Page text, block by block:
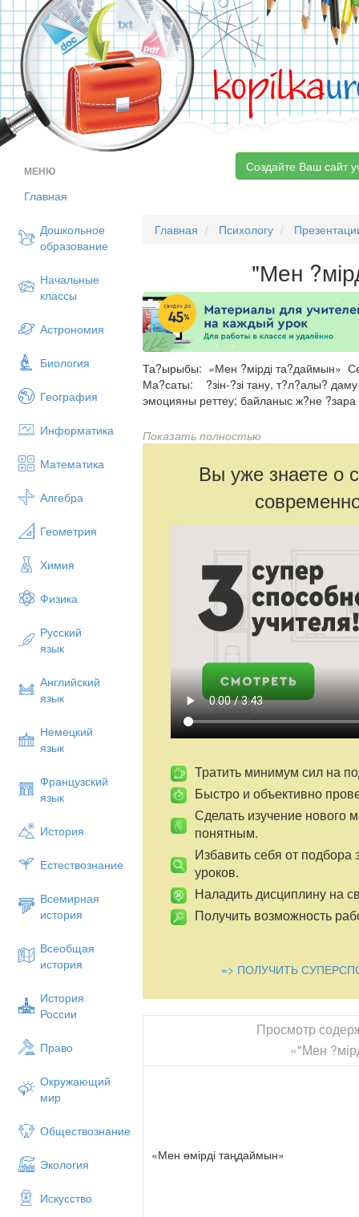
kopilka
МЕНЮ
Главная
Дошкольное
образование
Начальные
классы
Астрономия
Биология
География
Информатика
Математика
Алгебра
Геометрия
Химия
Физика
Русский
язык
Английский
язык
Немецкий
язык
Французский
язык
История
Естествознание
Всемирная
история
Всеобщая
история
История
России
Право
Окружающий
мир
Обществознание
Экология
Искусство
Создайте Ваш сайт
Главная Психологу
"Мен
Та?ырыбы: «Мен ?мірді та?даймын»
Ма?саты: ?зін-?зі тану, т?л?алы? даму
эмоцияны реттеу; байланыс ж?не ?зара
1. «Танысу» жатты?уы
Ж?ргізуші: Е? алдымен таныспас
ан орынды??а отырайы?. ?олымда?ы
отырып ?з бойында?ы ?ш ?асиетін
?міршендік ережесі.
?мірше?дік ережелерін айтайы?.
Показать полностью
Вы уже знаете о
Тратить минимум сил на
Быстро и объективно
Сделать изучение нового
понятным.
Избавить себя от подбора
уроков.
Наладить дисциплину на
Получить возможность
=> ПОЛУЧИТЬ
Просмотр
«"Мен
«Мен өмірді таңдаймын»